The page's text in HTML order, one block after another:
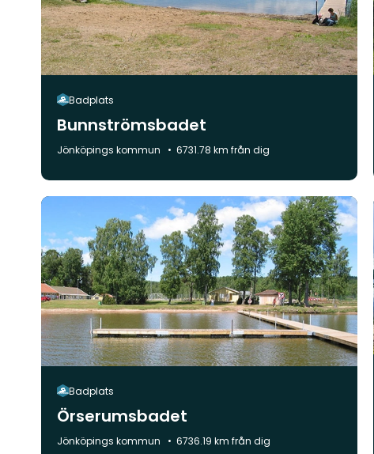
Badplats
Bunnströmsbadet
Kommun:
Jönköpings kommun 6731.78 km från dig
Badplats
Örserumsbadet
Kommun:
Jönköpings kommun 6736.19 km från dig